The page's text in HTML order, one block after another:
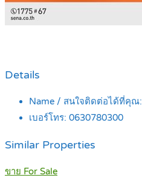
Details
Name / สนใจติดต่อได้ที่คุณ:
เบอร์โทร: 0630780300
Similar Properties
ขาย For Sale